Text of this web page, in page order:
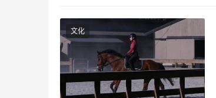
文化